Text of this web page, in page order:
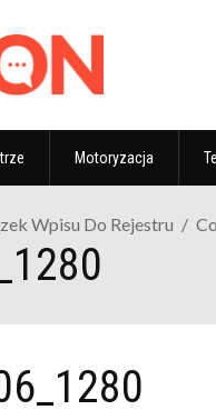
Motoryzacja
Wpisu Do Rejestru